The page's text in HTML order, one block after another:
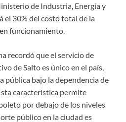
de Industria, Energía y
el 30% del costo total de la
funcionamiento.
recordó que el servicio de
de Salto es único en el país,
pública bajo la dependencia de
característica permite
por debajo de los niveles
público en la ciudad es